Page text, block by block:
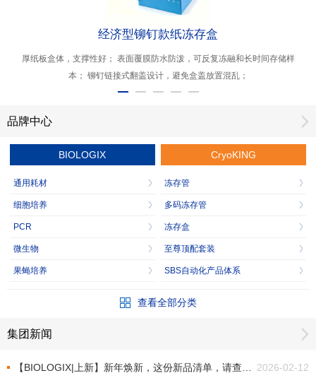
经济型铆钉款纸冻存盒
厚纸板盒体，支撑性好； 表面覆膜防水防泼，可反复冻融和长时间存储样
本； 铆钉链接式翻盖设计，避免盒盖放置混乱；
品牌中心
BIOLOGIX
通用耗材
细胞培养
PCR
微生物
果蝇培养
CryoKING
冻存管
多码冻存管
冻存盒
至尊顶配套装
SBS自动化产品体系
查看全部分类
集团新闻
2026-02-12